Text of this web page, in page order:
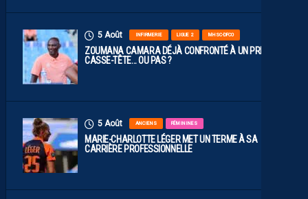
5 Août INFIRMERIE LIGUE 2 MHSC-DFCO
ZOUMANA CAMARA DÉJÀ CONFRONTÉ À UN PREMIER
CASSE-TÊTE… OU PAS ?
5 Août ANCIENS FÉMININES
MARIE-CHARLOTTE LÉGER MET UN TERME À SA
CARRIÈRE PROFESSIONNELLE